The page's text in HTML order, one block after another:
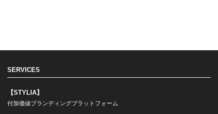
SERVICES
【STYLIA】
付加価値ブランディングプラットフォーム